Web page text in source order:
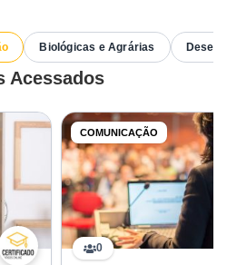
Biológicas e Agrárias
Acessados
COMUNICAÇÃO
0